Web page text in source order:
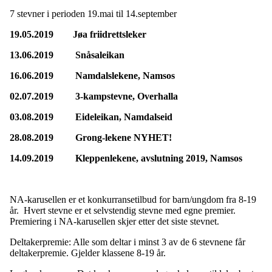
7 stevner i perioden 19.mai til 14.september
19.05.2019 Jøa friidrettsleker
13.06.2019 Snåsaleikan
16.06.2019 Namdalslekene, Namsos
02.07.2019 3-kampstevne, Overhalla
03.08.2019 Eideleikan, Namdalseid
28.08.2019 Grong-lekene NYHET!
14.09.2019 Kleppenlekene, avslutning 2019, Namsos
NA-karusellen er et konkurransetilbud for barn/ungdom fra 8-19
år. Hvert stevne er et selvstendig stevne med egne premier.
Premiering i NA-karusellen skjer etter det siste stevnet.
Deltakerpremie: Alle som deltar i minst 3 av de 6 stevnene får
deltakerpremie. Gjelder klassene 8-19 år.